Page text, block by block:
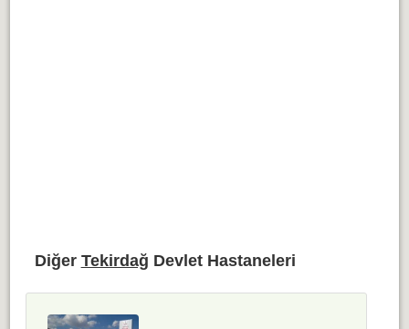
Diğer Tekirdağ Devlet Hastaneleri